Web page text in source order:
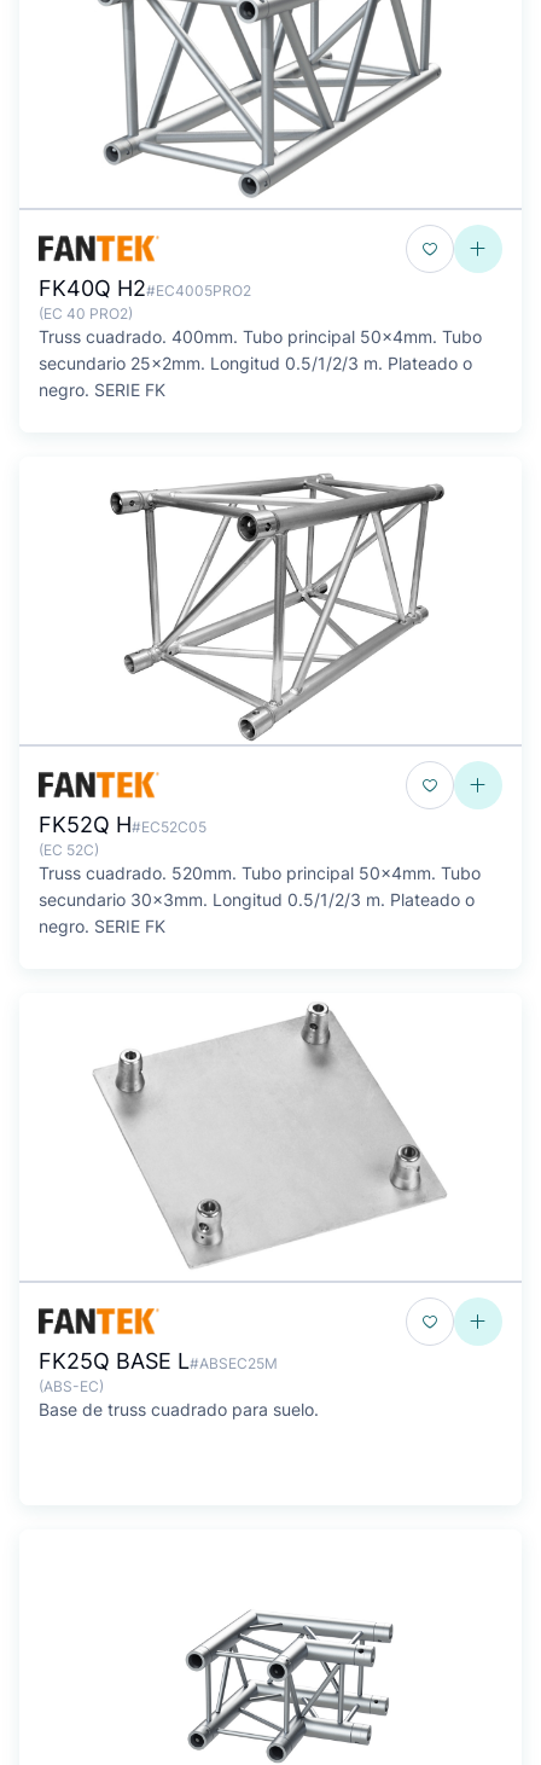
FK40Q H2#EC4005PRO2
(EC 40 PRO2)
Truss cuadrado. 400mm. Tubo principal 50x4mm. Tubo
secundario 25x2mm. Longitud 0.5/1/2/3 m. Plateado o
negro. SERIE FK
FK52Q H#EC52C05
(EC 52C)
Truss cuadrado. 520mm. Tubo principal 50x4mm. Tubo
secundario 30x3mm. Longitud 0.5/1/2/3 m. Plateado o
negro. SERIE FK
FK25Q BASE L#ABSEC25M
(ABS-EC)
Base de truss cuadrado para suelo.